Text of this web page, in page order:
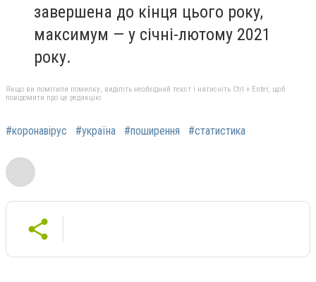
завершена до кінця цього року,
максимум — у січні-лютому 2021
року.
Якщо ви помітили помилку, виділіть необхідний текст і натисніть Ctrl + Enter, щоб
повідомити про це редакцію
#коронавірус #україна #поширення #статистика